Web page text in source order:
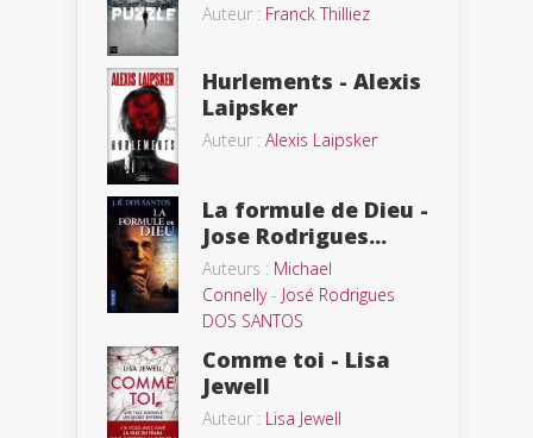
Auteur : Franck Thilliez
Hurlements - Alexis
Laipsker
Auteur : Alexis Laipsker
La formule de Dieu -
Jose Rodrigues...
Auteurs : Michael
Connelly- José Rodrigues
DOS SANTOS
Comme toi - Lisa
Jewell
Auteur : Lisa Jewell